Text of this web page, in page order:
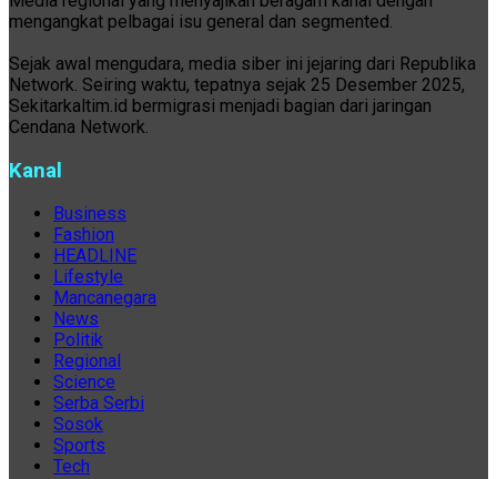
mengangkat pelbagai isu general dan segmented.
Sejak awal mengudara, media siber ini jejaring dari Republika
Network. Seiring waktu, tepatnya sejak 25 Desember 2025,
Sekitarkaltim.id bermigrasi menjadi bagian dari jaringan
Cendana Network.
Kanal
Business
Fashion
HEADLINE
Lifestyle
Mancanegara
News
Politik
Regional
Science
Serba Serbi
Sosok
Sports
Tech